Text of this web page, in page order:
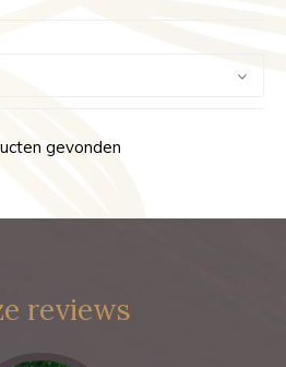
gevonden
reviews